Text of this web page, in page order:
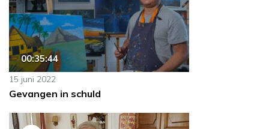
00:35:44
15 juni 2022
Gevangen in schuld